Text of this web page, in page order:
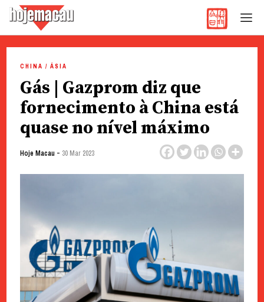
content
CHINA / ÁSIA
Gás | Gazprom diz que
fornecimento à China está
quase no nível máximo
Hoje Macau - 30 Mar 2023